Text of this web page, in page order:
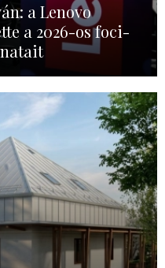
a Lenovo
a 2026-os foci-